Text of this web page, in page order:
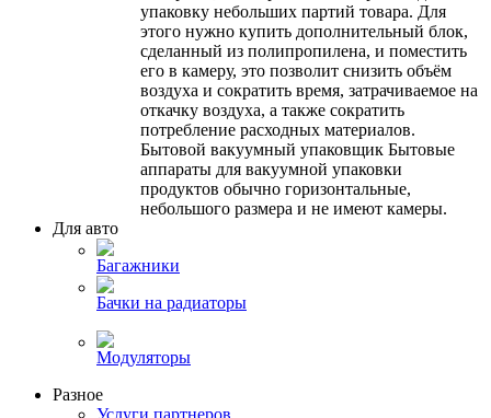
упаковку небольших партий товара. Для
этого нужно купить дополнительный блок,
сделанный из полипропилена, и поместить
его в камеру, это позволит снизить объём
воздуха и сократить время, затрачиваемое на
откачку воздуха, а также сократить
потребление расходных материалов.
Бытовой вакуумный упаковщик Бытовые
аппараты для вакуумной упаковки
продуктов обычно горизонтальные,
небольшого размера и не имеют камеры.
Для авто
Багажники
Бачки на радиаторы
Модуляторы
Разное
Услуги партнеров